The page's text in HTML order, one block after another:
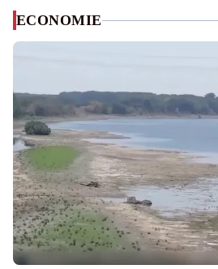
ECONOMIE